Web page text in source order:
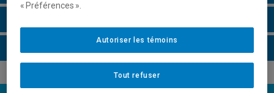
« Préférences ».
Tout refuser
Autoriser les témoins